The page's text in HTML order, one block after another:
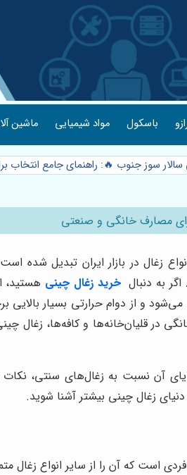
باسکول مواد شیمیایی ماشین
سالار سوز جنوب 🔥: راهنمای جامع
مصارف خانگی و صنعتی
زغال در بازار ایران تبدیل شده
به دنبال خرید زغال چینی هستید،
می‌شود و از دوام حرارتی بسیار
در قلیان‌خانه‌ها و کافه‌ها، زغال
آن نسبت به زغال‌های سنتی،
دنیای زغال چینی بیشتر آشنا شوید.
است که آن را از سایر انواع زغال